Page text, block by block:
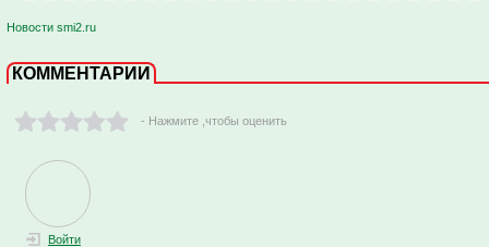
Новости smi2.ru
КОММЕНТАРИИ
- Нажмите ,чтобы оценить
Войти